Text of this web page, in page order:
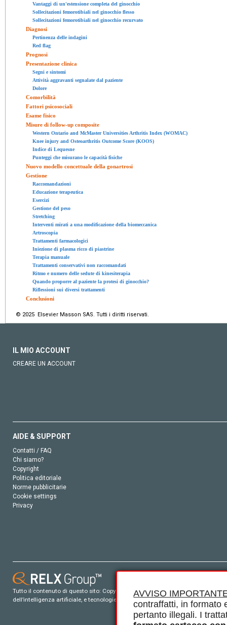
AVVISO
contraffatti, in formato
pertanto illegali. I
Vantaggi di un'estensione completa del ginocchio
Sollecitazioni femorotibiali nel ginocchio flesso
Sollecitazioni femorotibiali nel ginocchio recurvato
Diagnosi
Pertinenza delle indagini
Red flag
Prognosi
Presentazione clinica
Segni e sintomi
Attività aggravanti segnalate dal paziente
Dolore
Comorbilità
Fattori psicosociali
Esame fisico
Misure di follow-up composite
Western Ontario and McMaster Universities Arthritis Index (WOMAC)
Knee injury and Osteoarthritis Outcome Score (KOOS)
Indice di Lequesne
Punteggi che misurano le capacità fisiche
Nuovo modello concettuale della gonartrosi
Gestione
Raccomandazioni
Educazione terapeutica
Esercizi
Gestione del peso
Stretching
Interventi mirati a una modificazione della biomeccanica
Artroscopia
Trattamenti farmacologici
Iniezione di plasma ricco di piastrine
Terapia manuale
Trattamenti conservativi non raccomandati
Ritmo e numero delle sedute di kinesiterapia
Quando proporre al paziente la protesi di ginocchio?
Riflessioni sui diversi trattamenti
Conclusioni
© 2025 Elsevier Masson SAS. Tutti i diritti riservati.
IL MIO ACCOUNT
CREARE UN ACCOUNT
AIDE & SUPPORT
Contatti / FAQ
Chi siamo?
Copyright
Politica editoriale
Norme pubblicitarie
Cookie settings
Privacy
Tutto il contenuto di questo sito: Copyright © 2026 Elsevier, i suoi
dell’intelligenza artificiale, e tecnologie simili. Per tutto il contenuto ‘open